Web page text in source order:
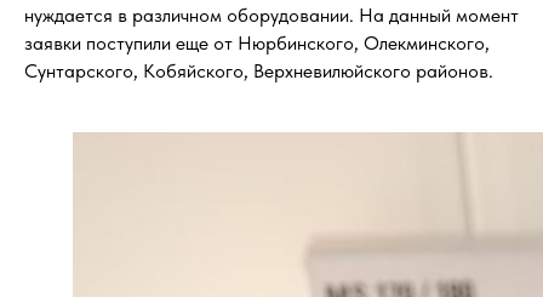
нуждается в различном оборудовании. На данный момент
заявки поступили еще от Нюрбинского, Олекминского,
Сунтарского, Кобяйского, Верхневилюйского районов.